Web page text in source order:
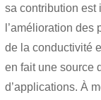
sa contribution est
l’amélioration
de la conductivité
en fait une source
d’applications. À